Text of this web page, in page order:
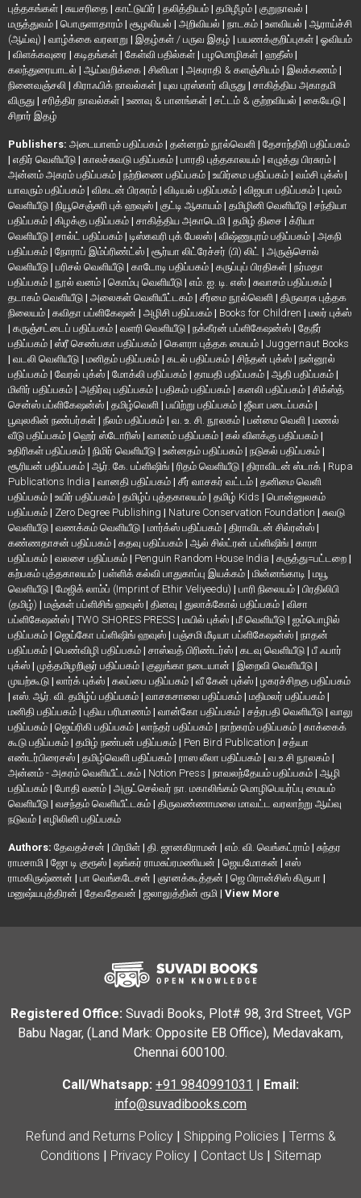
புத்தகங்கள் | சுயசரிதை | காட்டுயிர் | தலித்தியம் | தமிழீழம் | குறுநாவல் |
மருத்துவம் | பொருளாதாரம் | சூழலியல் | அறிவியல் | நாடகம் | உளவியல் | ஆராய்ச்சி
(ஆய்வு) | வாழ்க்கை வரலாறு | இதழ்கள் / பருவ இதழ் | பயணக்குறிப்புகள் | ஓவியம்
| விளக்கவுரை | கடிதங்கள் | கேள்வி பதில்கள் | பழமொழிகள் | ஹதீஸ் |
கலந்துரையாடல் | ஆய்வறிக்கை | சினிமா | அகராதி & களஞ்சியம் | இலக்கணம் |
நினைவஞ்சலி | கிராஃபிக் நாவல்கள் | யுவ புரஸ்கார் விருது | சாகித்திய அகாதமி
விருது | சரித்திர நாவல்கள் | உணவு & பானங்கள் | சட்டம் & குற்றவியல் | கையேடு |
சிறார் இதழ்
Publishers: அடையாளம் பதிப்பகம் | தன்னறம் நூல்வெளி | தேசாந்திரி பதிப்பகம்
| எதிர் வெளியீடு | காலச்சுவடு பதிப்பகம் | பாரதி புத்தகாலயம் | எழுத்து பிரசுரம் |
அன்னம் அகரம் பதிப்பகம் | நற்றிணை பதிப்பகம் | உயிர்மை பதிப்பகம் | வம்சி புக்ஸ் |
யாவரும் பதிப்பகம் | விகடன் பிரசுரம் | விடியல் பதிப்பகம் | விஜயா பதிப்பகம் | புலம்
வெளியீடு | நியூசெஞ்சுரி புக் ஹவுஸ் | குட்டி ஆகாயம் | தமிழினி வெளியீடு | சந்தியா
பதிப்பகம் | கிழக்கு பதிப்பகம் | சாகித்திய அகாடெமி | தமிழ் திசை | க்ரியா
வெளியீடு | சால்ட் பதிப்பகம் | டிஸ்கவரி புக் பேலஸ் | விஷ்ணுபுரம் பதிப்பகம் | அகநி
பதிப்பகம் | நோராப் இம்ப்ரிண்ட்ஸ் | சூர்யா லிட்ரேச்சர் (பி) லிட் | அருஞ்சொல்
வெளியீடு | பரிசல் வெளியீடு | காடோடி பதிப்பகம் | கருப்புப் பிரதிகள் | நர்மதா
பதிப்பகம் | நூல் வனம் | கொம்பு வெளியீடு | எம். ஐ. டி. எஸ் | சுவாசம் பதிப்பகம் |
தடாகம் வெளியீடு | அலைகள் வெளியீட்டகம் | சீர்மை நூல்வெளி | திருவரசு புத்தக
நிலையம் | கவிதா பப்ளிகேஷன் | அழிசி பதிப்பகம் | Books for Children | மலர் புக்ஸ்
| கருஞ்சட்டைப் பதிப்பகம் | வளரி வெளியீடு | நக்கீரன் பப்ளிகேஷன்ஸ் | தேநீர்
பதிப்பகம் | ஸ்ரீ செண்பகா பதிப்பகம் | கௌரா புத்தக மையம் | Juggernaut Books
| வடலி வெளியீடு | மனிதம் பதிப்பகம் | கடல் பதிப்பகம் | சிந்தன் புக்ஸ் | நன்னூல்
பதிப்பகம் | வேரல் புக்ஸ் | மோக்லி பதிப்பகம் | தாயதி பதிப்பகம் | ஆதி பதிப்பகம் |
மிளிர் பதிப்பகம் | அதிர்வு பதிப்பகம் | பதிகம் பதிப்பகம் | கனலி பதிப்பகம் | சிக்ஸ்த்
சென்ஸ் பப்ளிகேஷன்ஸ் | தமிழ்வெளி | பயிற்று பதிப்பகம் | ஜீவா படைப்பகம் |
பூவுலகின் நண்பர்கள் | நீலம் பதிப்பகம் | வ. உ. சி. நூலகம் | பன்மை வெளி | மணல்
வீடு பதிப்பகம் | ஹெர் ஸ்டோரிஸ் | வானம் பதிப்பகம் | கல் விளக்கு பதிப்பகம் |
உதிரிகள் பதிப்பகம் | நிமிர் வெளியீடு | உன்னதம் பதிப்பகம் | நடுகல் பதிப்பகம் |
சூரியன் பதிப்பகம் | ஆர். கே. பப்ளிஷிங் | ரிதம் வெளியீடு | திராவிடன் ஸ்டாக் | Rupa
Publications India | வானதி பதிப்பகம் | சீர் வாசகர் வட்டம் | தனிமை வெளி
பதிப்பகம் | உயிர் பதிப்பகம் | தமிழ்ப் புத்தகாலயம் | தமிழ் Kids | பொன்னுலகம்
பதிப்பகம் | Zero Degree Publishing | Nature Conservation Foundation | சுவடு
வெளியீடு | வணக்கம் வெளியீடு | மார்க்ஸ் பதிப்பகம் | திராவிடன் சில்ரன்ஸ் |
கண்ணதாசன் பதிப்பகம் | கதவு பதிப்பகம் | ஆல் சில்ட்ரன் பப்ளிஷிங் | காரா
பதிப்பகம் | வலசை பதிப்பகம் | Penguin Random House India | கருத்து=பட்டறை |
கற்பகம் புத்தகாலயம் | பள்ளிக் கல்வி பாதுகாப்பு இயக்கம் | மின்னங்காடி | மயூ
வெளியீடு | மேஜிக் லாம்ப் (Imprint of Ethir Veliyeedu) | பாரி நிலையம் | பிரதிலிபி
(தமிழ்) | மஞ்சுள் பப்ளிசிங் ஹவுஸ் | தினவு | துலாக்கோல் பதிப்பகம் | விசா
பப்ளிகேஷன்ஸ் | TWO SHORES PRESS | மயில் புக்ஸ் | மீ வெளியீடு | ஐம்பொழில்
பதிப்பகம் | ஜெய்கோ பப்ளிஷிங் ஹவுஸ் | பஞ்சமி மீடியா பப்ளிகேஷன்ஸ் | நாதன்
பதிப்பகம் | பெண்விழி பதிப்பகம் | சாஸ்வத் பிரிண்டர்ஸ் | கடவு வெளியீடு | பீ ஃபார்
புக்ஸ் | முத்தமிழறிஞர் பதிப்பகம் | குலுங்கா நடையான் | இறைவி வெளியீடு |
முயற்கூடு | லார்க் புக்ஸ் | கலப்பை பதிப்பகம் | வீ கேன் புக்ஸ் | ழகரச்சிறகு பதிப்பகம்
| எஸ். ஆர். வி. தமிழ்ப் பதிப்பகம் | வாசகசாலை பதிப்பகம் | மதிமலர் பதிப்பகம் |
மனிதி பதிப்பகம் | புதிய பரிமாணம் | வான்கோ பதிப்பகம் | சத்ரபதி வெளியீடு | வாலு
பதிப்பகம் | ஜெய்ரிகி பதிப்பகம் | லாந்தர் பதிப்பகம் | நாற்கரம் பதிப்பகம் | காக்கைக்
கூடு பதிப்பகம் | தமிழ் நண்பன் பதிப்பகம் | Pen Bird Publication | சத்யா
எண்டர்பிரைசஸ் | தமிழ்வெளி பதிப்பகம் | ராஸ லீலா பதிப்பகம் | வ.உ.சி நூலகம் |
அன்னம் - அகரம் வெளியீட்டகம் | Notion Press | நாவலந்தேயம் பதிப்பகம் | ஆழி
பதிப்பகம் | போதி வனம் | அருட்செல்வர் நா. மகாலிங்கம் மொழிபெயர்ப்பு மையம்
வெளியீடு | வசந்தம் வெளியீட்டகம் | திருவண்ணாமலை மாவட்ட வரலாற்று ஆய்வு
நடுவம் | எழிலினி பதிப்பகம்
Authors: தேவதச்சன் | பிரமிள் | தி. ஜானகிராமன் | எம். வி. வெங்கட்ராம் | சுந்தர
ராமசாமி | ஜோ டி குரூஸ் | ஷங்கர் ராமசுப்ரமணியன் | ஜெயமோகன் | எஸ்
ராமகிருஷ்ணன் | பா வெங்கடேசன் | ஞானக்கூத்தன் | ஜெ பிரான்சிஸ் கிருபா |
மனுஷ்யபுத்திரன் | தேவதேவன் | ஜலாலுத்தின் ரூமி | View More
Registered Office: Suvadi Books, Plot# 98, 3rd Street, VGP
Babu Nagar, (Land Mark: Opposite EB Office), Medavakam,
Chennai 600100.
Call/Whatsapp: +91 9840991031 | Email:
info@suvadibooks.com
Refund and Returns Policy| Shipping Policies | Terms &
Conditions | Privacy Policy| Contact Us | Sitemap